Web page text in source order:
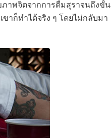
ภาพจิตจากการดื่มสุราจนถึงขั้น
าก็ทำได้จริง ๆ โดยไม่กลับมา